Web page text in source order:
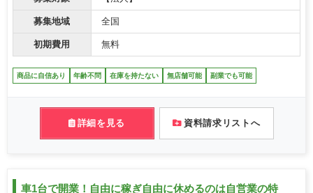
募集地域 全国
初期費用 無料
商品に自信あり 年齢不問 在庫を持たない 無店舗可能 副業でも可能
詳細を見る 資料請求リストへ
車1台で開業！自由に稼ぎ自由に休めるのは自営業の特